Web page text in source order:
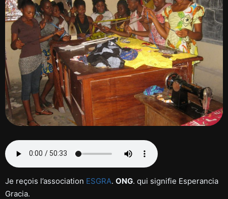
Je reçois l’association ESGRA. ONG. qui signifie Esperancia
Gracia.